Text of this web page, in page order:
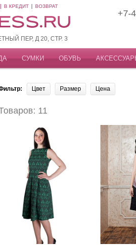
В КРЕДИТ ВОЗВРАТ
ПЕР, Д 20, СТР. 3
+7-
СУМКИ ОБУВЬ
Цвет Размер Цена
11